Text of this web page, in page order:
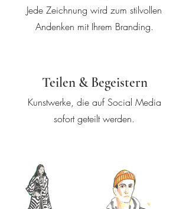
Jede Zeichnung wird zum stilvollen
Andenken mit Ihrem Branding.
Teilen & Begeistern
Kunstwerke, die auf Social Media
sofort geteilt werden.